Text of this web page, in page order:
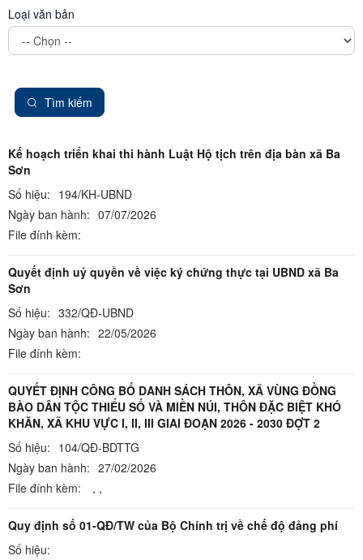
Loại văn bản
Tìm kiếm
Kế hoạch triển khai thi hành Luật Hộ tịch trên địa bàn xã Ba
Sơn
Số hiệu: 194/KH-UBND
Ngày ban hành: 07/07/2026
File đính kèm:
Quyết định uỷ quyền về việc ký chứng thực tại UBND xã Ba
Sơn
Số hiệu: 332/QĐ-UBND
Ngày ban hành: 22/05/2026
File đính kèm:
QUYẾT ĐỊNH CÔNG BỐ DANH SÁCH THÔN, XÃ VÙNG ĐỒNG
BÀO DÂN TỘC THIỂU SỐ VÀ MIỀN NÚI, THÔN ĐẶC BIỆT KHÓ
KHĂN, XÃ KHU VỰC I, II, III GIAI ĐOẠN 2026 - 2030 ĐỢT 2
Số hiệu: 104/QĐ-BDTTG
Ngày ban hành: 27/02/2026
File đính kèm:
, ,
Quy định số 01-QĐ/TW của Bộ Chính trị về chế độ đảng phí
Số hiệu: